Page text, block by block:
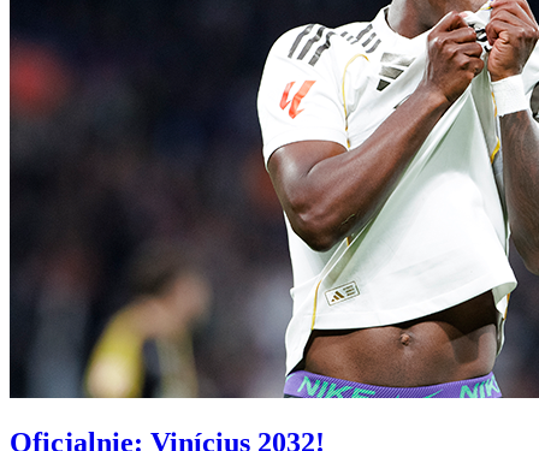
Oficjalnie: Vinícius 2032!